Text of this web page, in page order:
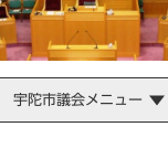
宇陀市議会メニュー